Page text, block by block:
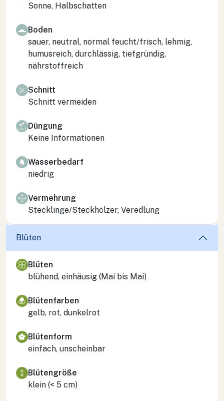
Sonne, Halbschatten
Boden
sauer, neutral, normal feucht/frisch, lehmig,
humusreich, durchlässig, tiefgründig,
nährstoffreich
Schnitt
Schnitt vermeiden
Düngung
Keine Informationen
Wasserbedarf
niedrig
Vermehrung
Stecklinge/Steckhölzer, Veredlung
Blüten
Blüten
blühend, einhäusig (Mai bis Mai)
Blütenfarben
gelb, rot, dunkelrot
Blütenform
einfach, unscheinbar
Blütengröße
klein (< 5 cm)